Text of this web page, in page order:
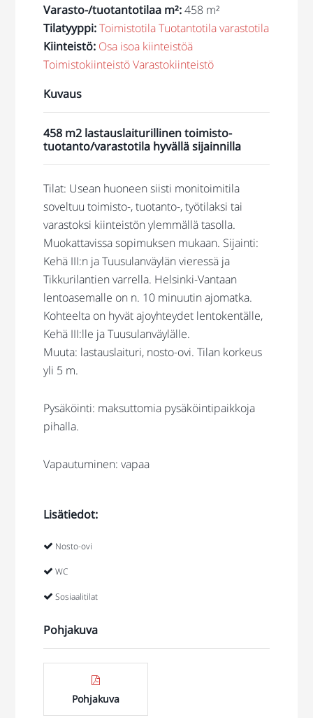
Varasto-/tuotantotilaa m²:458 m²
Tilatyyppi:ToimistotilaTuotantotilavarastotila
Kiinteistö: Osa isoa kiinteistöä
ToimistokiinteistöVarastokiinteistö
Kuvaus
458 m2 lastauslaiturillinen toimisto-
tuotanto/varastotila hyvällä sijainnilla
Tilat: Usean huoneen siisti monitoimitila
soveltuu toimisto-, tuotanto-, työtilaksi tai
varastoksi kiinteistön ylemmällä tasolla.
Muokattavissa sopimuksen mukaan. Sijainti:
Kehä III:n ja Tuusulanväylän vieressä ja
Tikkurilantien varrella. Helsinki-Vantaan
lentoasemalle on n. 10 minuutin ajomatka.
Kohteelta on hyvät ajoyhteydet lentokentälle,
Kehä III:lle ja Tuusulanväylälle.
Muuta: lastauslaituri, nosto-ovi. Tilan korkeus
yli 5 m.
Pysäköinti: maksuttomia pysäköintipaikkoja
pihalla.
Vapautuminen: vapaa
Lisätiedot:
Nosto-ovi
WC
Sosiaalitilat
Pohjakuva
Pohjakuva